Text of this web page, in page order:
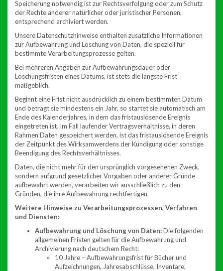
Speicherung notwendig ist zur Rechtsverfolgung oder zum Schutz
der Rechte anderer natürlicher oder juristischer Personen,
entsprechend archiviert werden.
Unsere Datenschutzhinweise enthalten zusätzliche Informationen
zur Aufbewahrung und Löschung von Daten, die speziell für
bestimmte Verarbeitungsprozesse gelten.
Bei mehreren Angaben zur Aufbewahrungsdauer oder
Löschungsfristen eines Datums, ist stets die längste Frist
maßgeblich.
Beginnt eine Frist nicht ausdrücklich zu einem bestimmten Datum
und beträgt sie mindestens ein Jahr, so startet sie automatisch am
Ende des Kalenderjahres, in dem das fristauslösende Ereignis
eingetreten ist. Im Fall laufender Vertragsverhältnisse, in deren
Rahmen Daten gespeichert werden, ist das fristauslösende Ereignis
der Zeitpunkt des Wirksamwerdens der Kündigung oder sonstige
Beendigung des Rechtsverhältnisses.
Daten, die nicht mehr für den ursprünglich vorgesehenen Zweck,
sondern aufgrund gesetzlicher Vorgaben oder anderer Gründe
aufbewahrt werden, verarbeiten wir ausschließlich zu den
Gründen, die ihre Aufbewahrung rechtfertigen.
Weitere Hinweise zu Verarbeitungsprozessen, Verfahren
und Diensten:
Aufbewahrung und Löschung von Daten:Die folgenden
allgemeinen Fristen gelten für die Aufbewahrung und
Archivierung nach deutschem Recht:
10 Jahre – Aufbewahrungsfrist für Bücher und
Aufzeichnungen, Jahresabschlüsse, Inventare,